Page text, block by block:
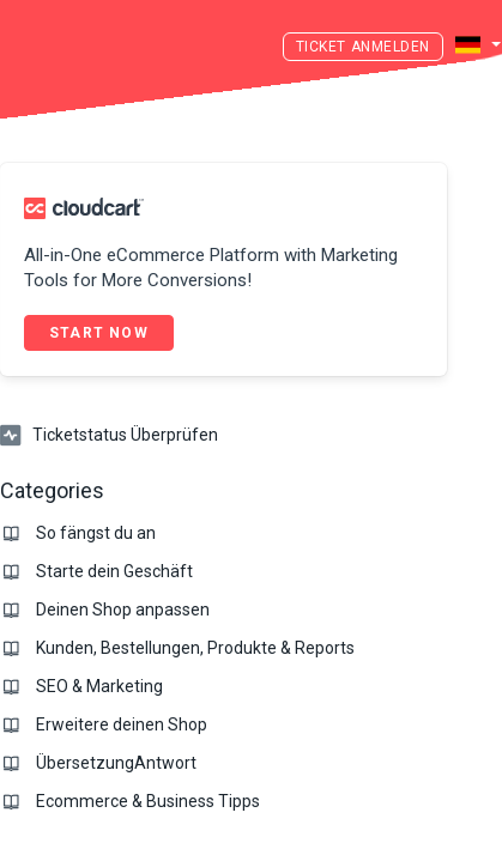
ANMELDEN
All-in-One eCommerce Platform with Marketing
Tools for More Conversions!
START NOW
Ticketstatus Überprüfen
Categories
So fängst du an
Starte dein Geschäft
Deinen Shop anpassen
Kunden, Bestellungen, Produkte & Reports
SEO & Marketing
Erweitere deinen Shop
ÜbersetzungAntwort
Ecommerce & Business Tipps